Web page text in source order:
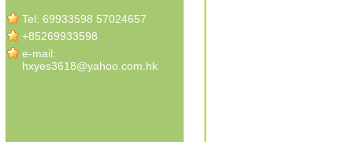
Tel: 69933598 57024657
+85269933598
e-mail:
hxyes3618@yahoo.com.hk